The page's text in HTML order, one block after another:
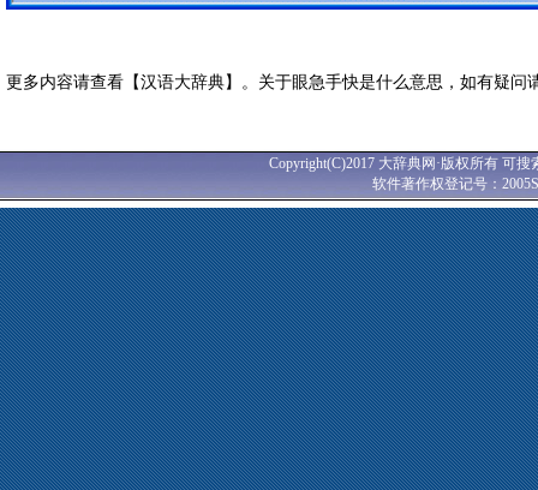
更多内容请查看【汉语大辞典】。关于眼急手快是什么意思，如有疑问
Copyright(C)2017 大辞典网·版权所有 可
软件著作权登记号：